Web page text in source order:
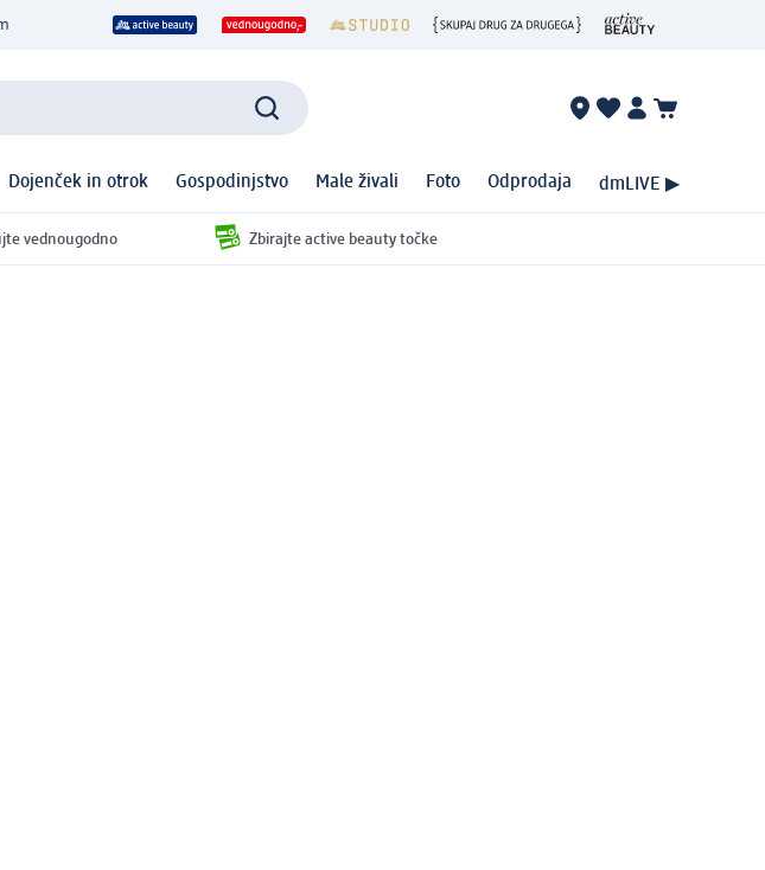
Dojenček in otrok Gospodinjstvo Male živali Foto Odprodaja dmLIVE ▶
vednougodno Zbirajte active beauty točke